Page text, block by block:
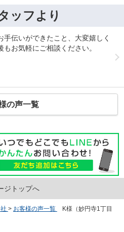
ッフより
手伝いができたこと、大変嬉しく
もお気軽にご相談ください。
の声一覧
ジトップへ
> お客様の声一覧
K様（妙円寺1丁目